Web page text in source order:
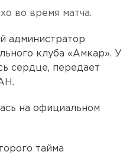
во время матча.
администратор
клуба «Амкар». У
сердце, передает
на официальном
тайма